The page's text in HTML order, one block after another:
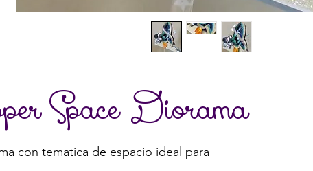
Space Diorama
con tematica de espacio ideal para